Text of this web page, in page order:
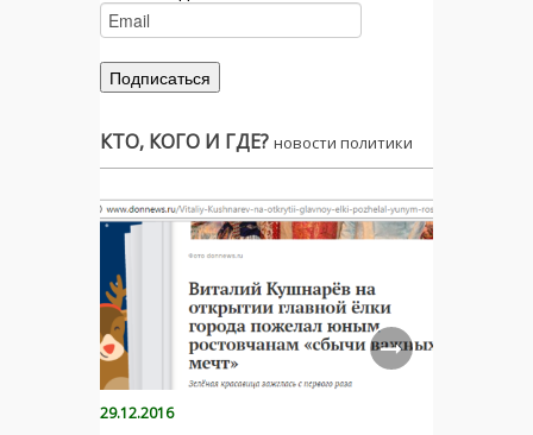
КТО, КОГО И ГДЕ? новости политики
29.12.2016